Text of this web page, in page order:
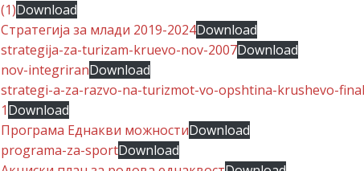
(1)Download
Стратегија за млади 2019-2024Download
strategija-za-turizam-kruevo-nov-2007Download
nov-integriranDownload
strategi-a-za-razvo-na-turizmot-vo-opshtina-krushevo-
1Download
Програма Еднакви можностиDownload
programa-za-sportDownload